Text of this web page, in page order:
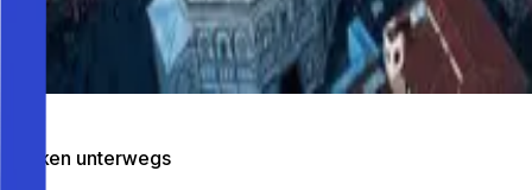
Parken unterwegs